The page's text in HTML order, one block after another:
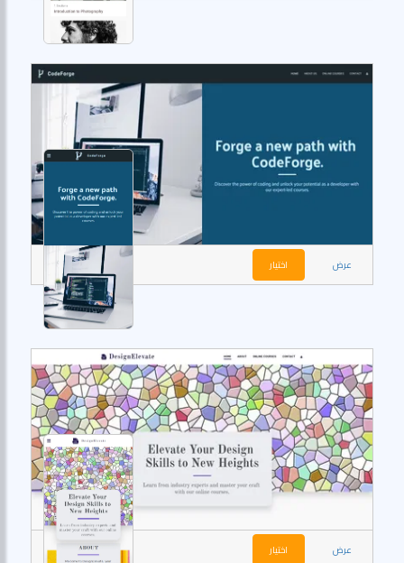
عرض اختيار
عرض اختيار